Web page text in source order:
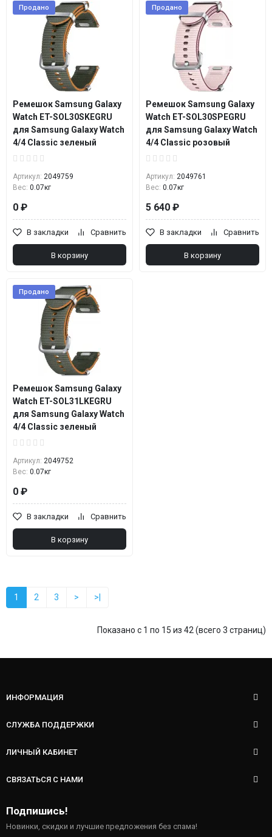
Продано
Ремешок Samsung Galaxy
Watch ET-SOL30SKEGRU
для Samsung Galaxy Watch
4/4 Classic зеленый
Артикул: 2049759
Вес: 0.07кг
0 ₽
В закладки Сравнить
В корзину
Продано
Ремешок Samsung Galaxy
Watch ET-SOL30SPEGRU
для Samsung Galaxy Watch
4/4 Classic розовый
Артикул: 2049761
Вес: 0.07кг
5 640 ₽
В закладки Сравнить
В корзину
Продано
Ремешок Samsung Galaxy
Watch ET-SOL31LKEGRU
для Samsung Galaxy Watch
4/4 Classic зеленый
Артикул: 2049752
Вес: 0.07кг
0 ₽
В закладки Сравнить
В корзину
1 2 3 > >|
Показано с 1 по 15 из 42 (всего 3 страниц)
ИНФОРМАЦИЯ
СЛУЖБА ПОДДЕРЖКИ
ЛИЧНЫЙ КАБИНЕТ
СВЯЗАТЬСЯ С НАМИ
Подпишись!
Новинки, скидки и лучшие предложения без спама!